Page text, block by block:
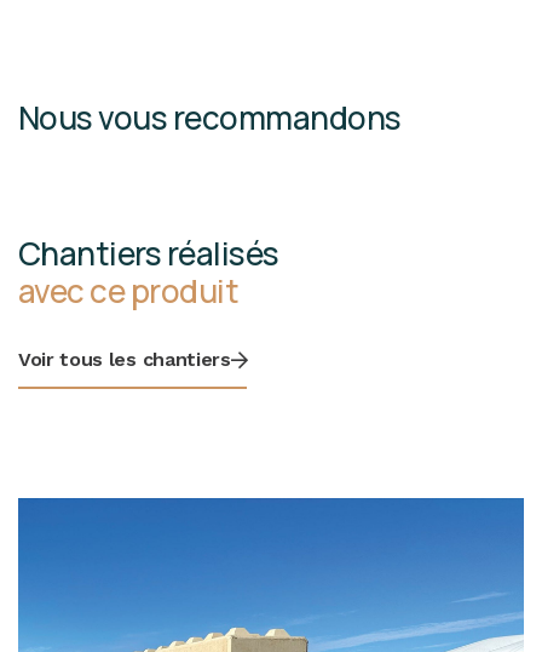
Nous vous recommandons
Chantiers réalisés
avec ce produit
Voir tous les chantiers